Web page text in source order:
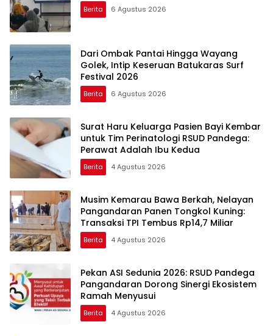
Berita 6 Agustus 2026
Dari Ombak Pantai Hingga Wayang
Golek, Intip Keseruan Batukaras Surf
Festival 2026
Berita 6 Agustus 2026
Surat Haru Keluarga Pasien Bayi Kembar
untuk Tim Perinatologi RSUD Pandega:
Perawat Adalah Ibu Kedua
Berita 4 Agustus 2026
Musim Kemarau Bawa Berkah, Nelayan
Pangandaran Panen Tongkol Kuning:
Transaksi TPI Tembus Rp14,7 Miliar
Berita 4 Agustus 2026
Pekan ASI Sedunia 2026: RSUD Pandega
Pangandaran Dorong Sinergi Ekosistem
Ramah Menyusui
Berita 4 Agustus 2026